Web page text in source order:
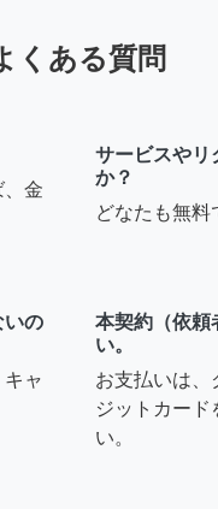
くある質問
金
サービスやリ
か？
どなたも無料
いの
ャ
本契約（依頼
い。
お支払いは、
ジットカード
い。